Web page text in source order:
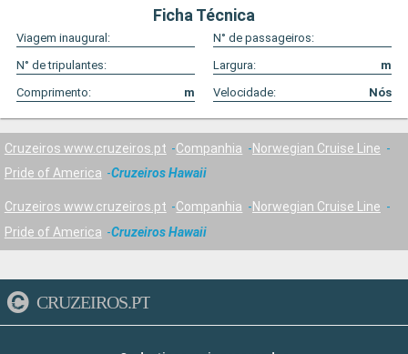
Ficha Técnica
Viagem inaugural:
N° de passageiros:
N° de tripulantes:
Largura:
m
Comprimento:
m Velocidade: Nós
Cruzeiros www.cruzeiros.pt Companhia
Norwegian Cruise Line
Pride of America
Cruzeiros Hawaii
Cruzeiros www.cruzeiros.pt Companhia
Norwegian Cruise Line
Pride of America
Cruzeiros Hawaii
CRUZEIROS.PT